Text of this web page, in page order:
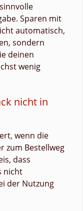
Sparen mit
automatisch,
sondern
deinen
wenig
nicht in
wenn die
zum Bestellweg
dass
nicht
der Nutzung